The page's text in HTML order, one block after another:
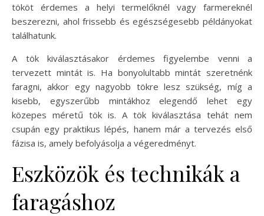
tököt érdemes a helyi termelőknél vagy farmereknél
beszerezni, ahol frissebb és egészségesebb példányokat
találhatunk.
A tök kiválasztásakor érdemes figyelembe venni a
tervezett mintát is. Ha bonyolultabb mintát szeretnénk
faragni, akkor egy nagyobb tökre lesz szükség, míg a
kisebb, egyszerűbb mintákhoz elegendő lehet egy
közepes méretű tök is. A tök kiválasztása tehát nem
csupán egy praktikus lépés, hanem már a tervezés első
fázisa is, amely befolyásolja a végeredményt.
Eszközök és technikák a
faragáshoz